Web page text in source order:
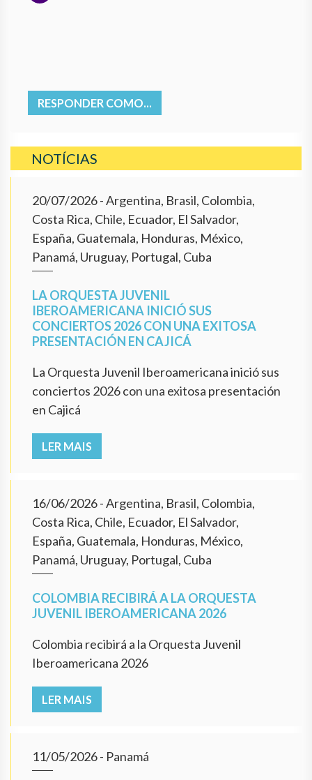
RESPONDER COMO...
NOTÍCIAS
20/07/2026- Argentina, Brasil, Colombia,
Costa Rica, Chile, Ecuador, El Salvador,
España, Guatemala, Honduras, México,
Panamá, Uruguay, Portugal, Cuba
LA ORQUESTA JUVENIL
IBEROAMERICANA INICIÓ SUS
CONCIERTOS 2026 CON UNA EXITOSA
PRESENTACIÓN EN CAJICÁ
La Orquesta Juvenil Iberoamericana inició sus
conciertos 2026 con una exitosa presentación
en Cajicá
LER MAIS
16/06/2026- Argentina, Brasil, Colombia,
Costa Rica, Chile, Ecuador, El Salvador,
España, Guatemala, Honduras, México,
Panamá, Uruguay, Portugal, Cuba
COLOMBIA RECIBIRÁ A LA ORQUESTA
JUVENIL IBEROAMERICANA 2026
Colombia recibirá a la Orquesta Juvenil
Iberoamericana 2026
LER MAIS
11/05/2026- Panamá